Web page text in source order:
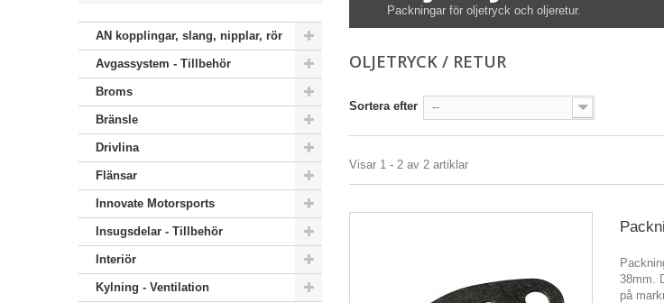
AN kopplingar, slang, nipplar, rör
Avgassystem - Tillbehör
Broms
Bränsle
Drivlina
Flänsar
Innovate Motorsports
Insugsdelar - Tillbehör
Interiör
Kylning - Ventilation
Packningar för oljetryck och oljeretur.
OLJETRYCK / RETUR
Sortera efter --
Visar 1 - 2 av 2 artiklar
38mm.
på